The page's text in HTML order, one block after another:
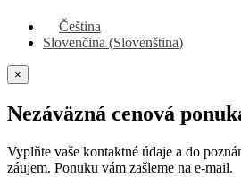
Čeština
Slovenčina (Slovenština)
×
Nezáväzná cenová
Vyplňte vaše kontaktné údaje a do
záujem. Ponuku vám zašleme na e-mail.